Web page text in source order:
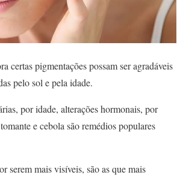
certas pigmentações possam ser agradáveis
pelo sol e pela idade.
por idade, alterações hormonais, por
e cebola são remédios populares
serem mais visíveis, são as que mais